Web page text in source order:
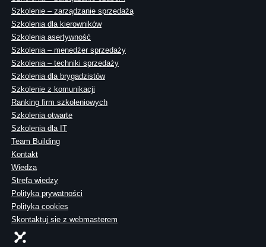
Szkolenie – zarządzanie sprzedażą
Szkolenia dla kierowników
Szkolenia asertywność
Szkolenia – menedżer sprzedaży
Szkolenia – techniki sprzedaży
Szkolenia dla brygadzistów
Szkolenie z komunikacji
Ranking firm szkoleniowych
Szkolenia otwarte
Szkolenia dla IT
Team Building
Kontakt
Wiedza
Strefa wiedzy
Polityka prywatności
Polityka cookies
Skontaktuj sie z webmasterem